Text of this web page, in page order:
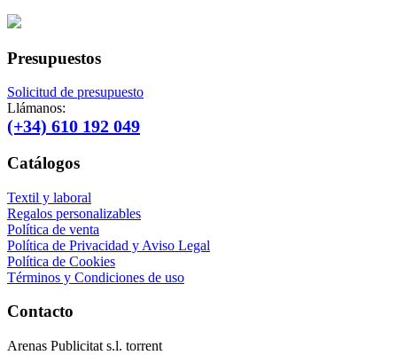
Presupuestos
Solicitud de presupuesto
Llámanos:
(+34) 610 192 049
Catálogos
Textil y laboral
Regalos personalizables
Política de venta
Política de Privacidad y Aviso Legal
Política de Cookies
Términos y Condiciones de uso
Contacto
Arenas Publicitat s.l. torrent